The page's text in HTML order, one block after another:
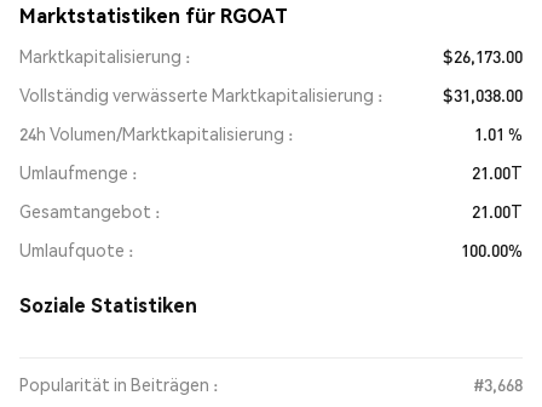
Marktstatistiken für RGOAT
Marktkapitalisierung
$26,173.00
Vollständig verwässerte Marktkapitalisierung
$31,038.00
24h Volumen/Marktkapitalisierung
1.01 %
Umlaufmenge
21.00T
Gesamtangebot
21.00T
Umlaufquote
100.00%
Soziale Statistiken
Popularität in Beiträgen :
#3,668